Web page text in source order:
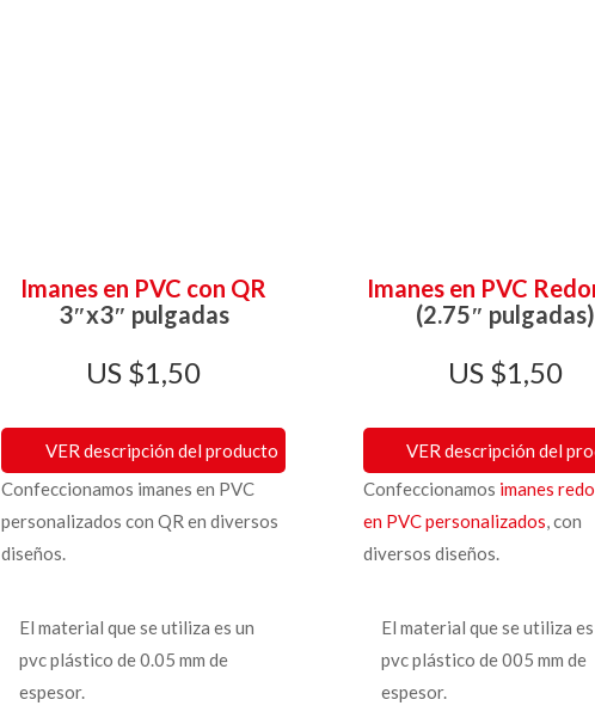
Imanes en PVC con QR
3″x3″ pulgadas
$1,50
VER descripción del producto
Confeccionamos imanes en PVC
personalizados con QR en diversos
diseños.
El material que se utiliza es un
pvc plástico de 0.05 mm de
espesor.
Imanes en PVC
(2.75″ pulgadas)
$1,50
VER descripción del
Confeccionamos imanes
en PVC personalizados, con
diversos diseños.
El material que se utiliza
pvc plástico de 005 mm de
espesor.